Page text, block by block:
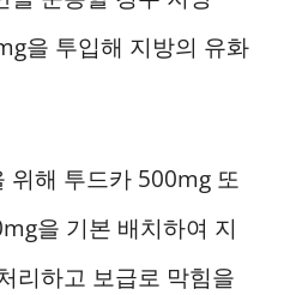
을 투입해 지방의 유화
위해 투드카 500mg 또
을 기본 배치하여 지
리하고 보급로 막힘을